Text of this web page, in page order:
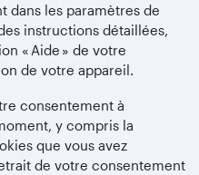
dans les paramètres de
instructions détaillées,
« Aide » de votre
de votre appareil.
consentement à
y compris la
que vous avez
de votre consentement